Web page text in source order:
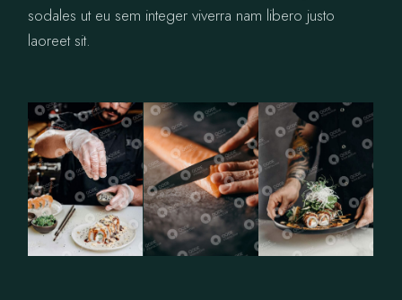
sodales ut eu sem integer viverra nam libero justo
laoreet sit.